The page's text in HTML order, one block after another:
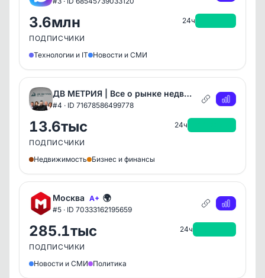
3.6млн
ПОДПИСЧИКИ
24ч
Технологии и IT Новости и СМИ
ДВ МЕТРИЯ | Все о рынке недвижимости 🌍
#4 · ID 71678586499778
13.6тыс
ПОДПИСЧИКИ
24ч
Недвижимость Бизнес и финансы
Москва A+ 🌍
#5 · ID 70333162195659
285.1тыс
ПОДПИСЧИКИ
24ч
Новости и СМИ Политика